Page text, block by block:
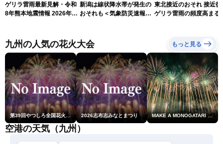
ゲリラ雷雨最新見解・令和
8年熊本地震情報 2026年8
愛梨／芳野達郎〉最新天気
ニュース・地震情報
新潟は線状降水帯が発生の
おそれも＜気象防災速報・
東北接近のおそれ 接近後
ゲリラ雷雨の頻度高まる
九州の人気の花火大会 もっと見る
第39回やつしろ全国花火競技大会 2026志布志みなとまつり MAKE A MONOGATARI 2026
空港の天気（九州）